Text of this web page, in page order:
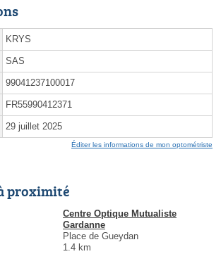
KRYS
SAS
99041237100017
FR55990412371
29 juillet 2025
Éditer les informations de mon optométriste
proximité
Centre Optique Mutualiste
Gardanne
Place de Gueydan
1.4 km